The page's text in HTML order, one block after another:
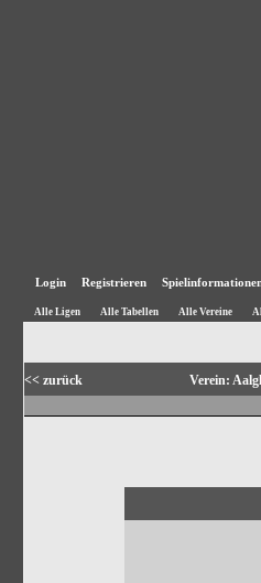
Login Registrieren
Alle Ligen Alle Tabellen Alle Vereine
<< zurück Verein: